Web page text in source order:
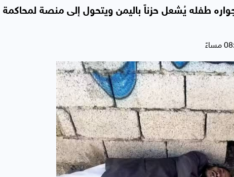
طفله يُشعل حزناً باليمن ويتحول إلى منصة لمحاكمة